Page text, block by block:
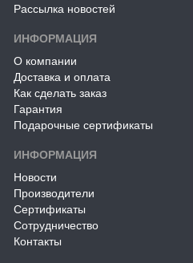
Рассылка новостей
ИНФОРМАЦИЯ
О компании
Доставка и оплата
Как сделать заказ
Гарантия
Подарочные сертификаты
ИНФОРМАЦИЯ
Новости
Производители
Сертификаты
Сотрудничество
Контакты